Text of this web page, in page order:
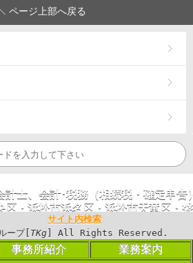
サイト内検索
ープ[ TKg ] All Rights Reserved.
事務所紹介
業務案内
ページ上部へ戻る
計士、会計･税務（相続税・確定申
区 ・浜松市浜名区 ・浜松市天竜区 ・
プ[ TKg] All Rights